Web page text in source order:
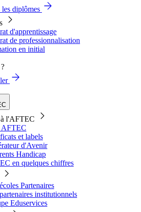
les diplômes
d'apprentissage
de professionnalisation
en initial
l'AFTEC
AFTEC
et labels
d'Avenir
Handicap
en quelques chiffres
Partenaires
institutionnels
Eduservices